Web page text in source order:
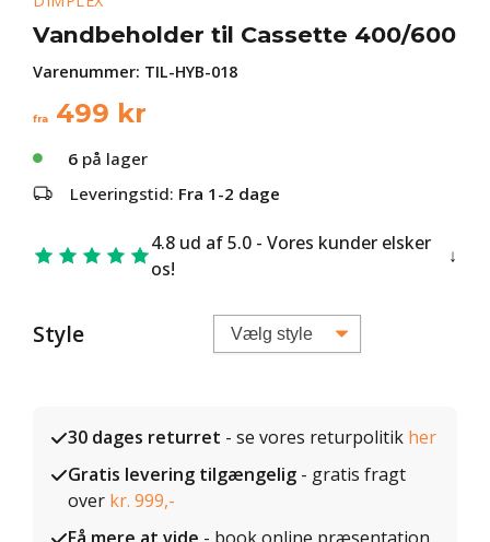
Vandbeholder til Cassette 400/600
Varenummer: TIL-HYB-018
fra 499 kr
6 på lager
Leveringstid: Fra 1-2 dage
4.8 ud af 5.0 - Vores kunder elsker
os!
Style
30 dages returret - se vores returpolitik her
Gratis levering tilgængelig - gratis fragt
over kr. 999,-